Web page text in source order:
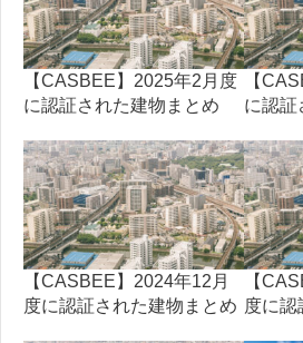
【CASBEE】2025年2月度
に認証された建物まとめ
【
に認証
【CASBEE】2024年12月
度に認証された建物まとめ
【
度に認